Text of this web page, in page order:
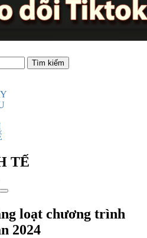
TẾ
loạt chương trình
2024